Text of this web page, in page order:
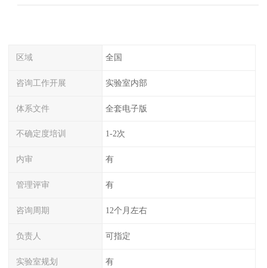
区域 全国
咨询工作开展 实验室内部
体系文件 全套电子版
不确定度培训 1-2次
内审 有
管理评审 有
咨询周期 12个月左右
负责人 可指定
实验室规划 有